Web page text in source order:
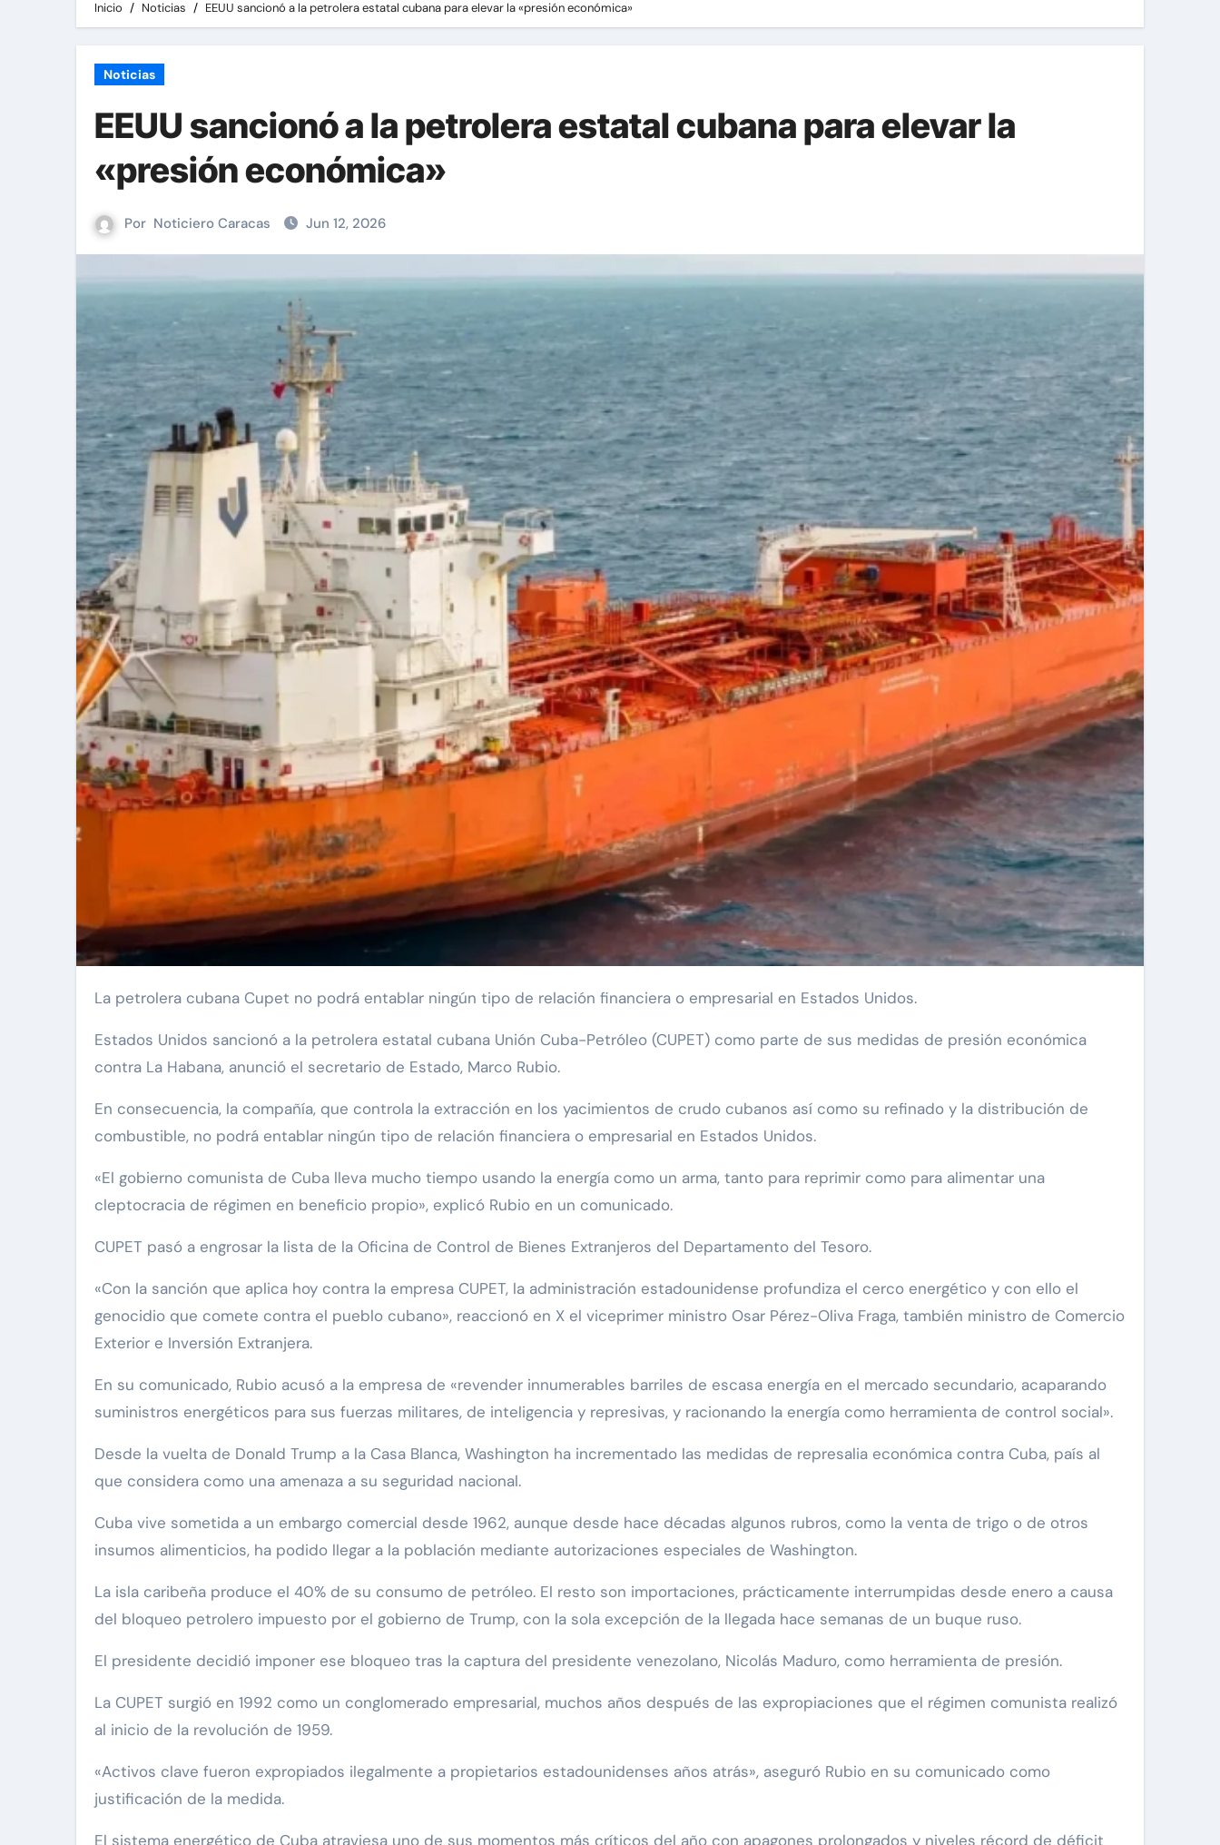
Inicio Noticias EEUU sancionó a la petrolera estatal cubana para elevar la «presión económica»
Noticias
EEUU sancionó a la petrolera estatal cubana para elevar la
«presión económica»
Por Noticiero Caracas Jun 12, 2026
La petrolera cubana Cupet no podrá entablar ningún tipo de relación financiera o empresarial en Estados Unidos.
Estados Unidos sancionó a la petrolera estatal cubana Unión Cuba-Petróleo (CUPET) como parte de sus medidas de presión económica
contra La Habana, anunció el secretario de Estado, Marco Rubio.
En consecuencia, la compañía, que controla la extracción en los yacimientos de crudo cubanos así como su refinado y la distribución de
combustible, no podrá entablar ningún tipo de relación financiera o empresarial en Estados Unidos.
«El gobierno comunista de Cuba lleva mucho tiempo usando la energía como un arma, tanto para reprimir como para alimentar una
cleptocracia de régimen en beneficio propio», explicó Rubio en un comunicado.
CUPET pasó a engrosar la lista de la Oficina de Control de Bienes Extranjeros del Departamento del Tesoro.
«Con la sanción que aplica hoy contra la empresa CUPET, la administración estadounidense profundiza el cerco energético y con ello el
genocidio que comete contra el pueblo cubano», reaccionó en X el viceprimer ministro Osar Pérez-Oliva Fraga, también ministro de Comercio
Exterior e Inversión Extranjera.
En su comunicado, Rubio acusó a la empresa de «revender innumerables barriles de escasa energía en el mercado secundario, acaparando
suministros energéticos para sus fuerzas militares, de inteligencia y represivas, y racionando la energía como herramienta de control social».
Desde la vuelta de Donald Trump a la Casa Blanca, Washington ha incrementado las medidas de represalia económica contra Cuba, país al
que considera como una amenaza a su seguridad nacional.
Cuba vive sometida a un embargo comercial desde 1962, aunque desde hace décadas algunos rubros, como la venta de trigo o de otros
insumos alimenticios, ha podido llegar a la población mediante autorizaciones especiales de Washington.
La isla caribeña produce el 40% de su consumo de petróleo. El resto son importaciones, prácticamente interrumpidas desde enero a causa
del bloqueo petrolero impuesto por el gobierno de Trump, con la sola excepción de la llegada hace semanas de un buque ruso.
El presidente decidió imponer ese bloqueo tras la captura del presidente venezolano, Nicolás Maduro, como herramienta de presión.
La CUPET surgió en 1992 como un conglomerado empresarial, muchos años después de las expropiaciones que el régimen comunista realizó
al inicio de la revolución de 1959.
«Activos clave fueron expropiados ilegalmente a propietarios estadounidenses años atrás», aseguró Rubio en su comunicado como
justificación de la medida.
El sistema energético de Cuba atraviesa uno de sus momentos más críticos del año con apagones prolongados y niveles récord de déficit